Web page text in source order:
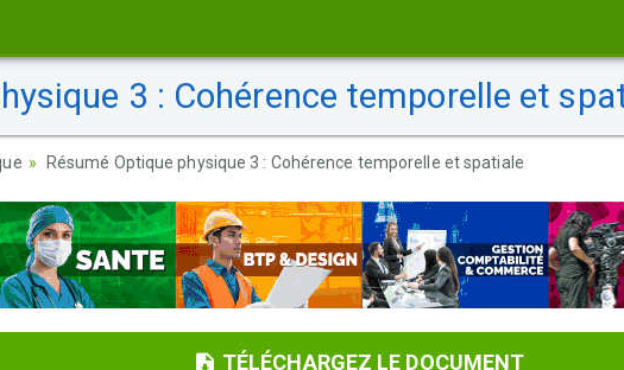
3 : Cohérence temporelle et
Résumé Optique physique 3 : Cohérence temporelle et spatiale
TÉLÉCHARGEZ LE DOCUMENT